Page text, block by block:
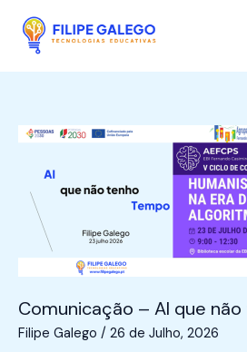
content
Comunicação – AI que
Filipe Galego / 26 de Julho, 2026